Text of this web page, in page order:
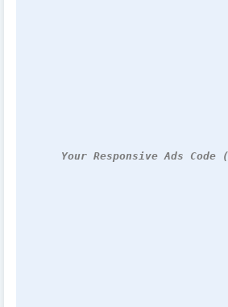
Your Responsive Ads Code